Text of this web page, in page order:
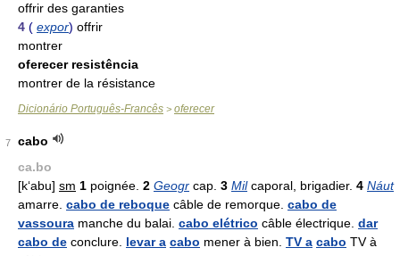
offrir des garanties
4 ( expor) offrir
montrer
oferecer resistência
montrer de la résistance
Dicionário Português-Francês > oferecer
7
cabo
ca.bo
[k‘abu] sm 1 poignée. 2 Geogr cap. 3 Milcaporal, brigadier. 4 Náut
amarre. cabo de reboque câble de remorque. cabo de
vassoura manche du balai. cabo elétrico câble électrique. dar
cabo de conclure. levar a cabo mener à bien. TV a cabo TV à